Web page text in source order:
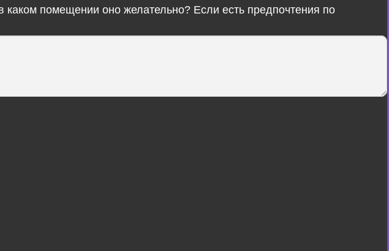
каком помещении оно желательно? Если есть предпочтения по